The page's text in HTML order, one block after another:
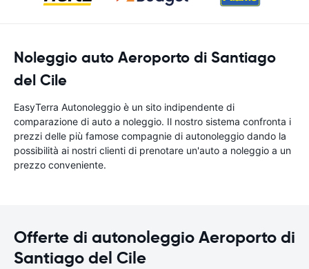
Noleggio auto Aeroporto di Santiago
del Cile
EasyTerra Autonoleggio è un sito indipendente di
comparazione di auto a noleggio. Il nostro sistema confronta i
prezzi delle più famose compagnie di autonoleggio dando la
possibilità ai nostri clienti di prenotare un'auto a noleggio a un
prezzo conveniente.
Offerte di autonoleggio Aeroporto di
Santiago del Cile